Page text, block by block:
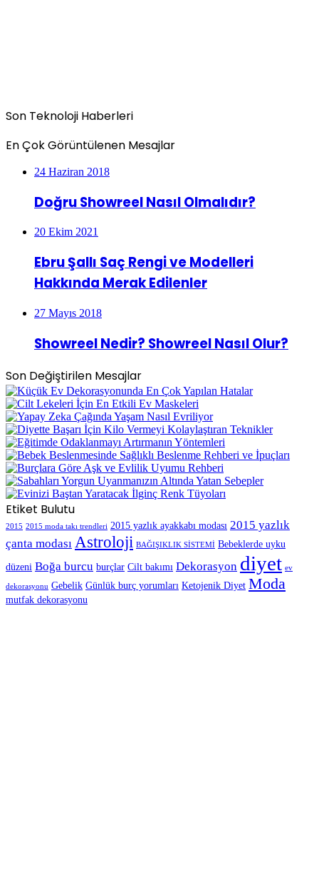
Son Teknoloji Haberleri
En Çok Görüntülenen Mesajlar
24 Haziran 2018
Doğru Showreel Nasıl Olmalıdır?
20 Ekim 2021
Ebru Şallı Saç Rengi ve Modelleri
Hakkında Merak Edilenler
27 Mayıs 2018
Showreel Nedir? Showreel Nasıl Olur?
Son Değiştirilen Mesajlar
Etiket Bulutu
2015 2015 moda takı trendleri 2015 yazlık ayakkabı modası 2015 yazlık
çanta modası Astroloji BAĞIŞIKLIK SİSTEMİ Bebeklerde uyku
düzeni Boğa burcu burçlar Cilt bakımı Dekorasyon diyet ev
dekorasyonu Gebelik Günlük burç yorumları Ketojenik Diyet Moda
mutfak dekorasyonu